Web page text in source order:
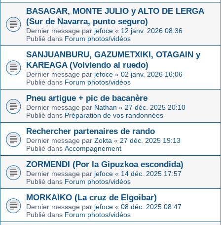
BASAGAR, MONTE JULIO y ALTO DE LERGA
(Sur de Navarra, punto seguro)
Dernier message par jefoce « 12 janv. 2026 08:36
Publié dans Forum photos/vidéos
SANJUANBURU, GAZUMETXIKI, OTAGAIN y
KAREAGA (Volviendo al ruedo)
Dernier message par jefoce « 02 janv. 2026 16:06
Publié dans Forum photos/vidéos
Pneu artigue + pic de bacanère
Dernier message par Nathan « 27 déc. 2025 20:10
Publié dans Préparation de vos randonnées
Rechercher partenaires de rando
Dernier message par Zokta « 27 déc. 2025 19:13
Publié dans Accompagnement
ZORMENDI (Por la Gipuzkoa escondida)
Dernier message par jefoce « 14 déc. 2025 17:57
Publié dans Forum photos/vidéos
MORKAIKO (La cruz de Elgoibar)
Dernier message par jefoce « 08 déc. 2025 08:47
Publié dans Forum photos/vidéos